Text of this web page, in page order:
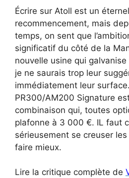
Écrire sur Atoll est un
recommencement, mais
temps, on sent que
significatif du côté de la
nouvelle usine qui
je ne saurais trop leur
immédiatement leur
PR300/AM200 Signature
combinaison qui, toutes
plafonne à 3 000 €. IL faut
sérieusement se creuser
faire mieux.
Lire la critique complète de